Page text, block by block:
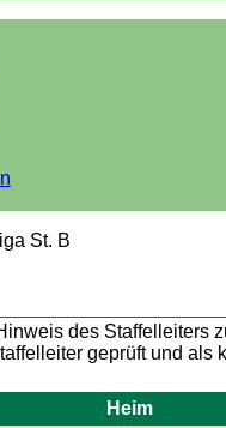
St. B
Heim